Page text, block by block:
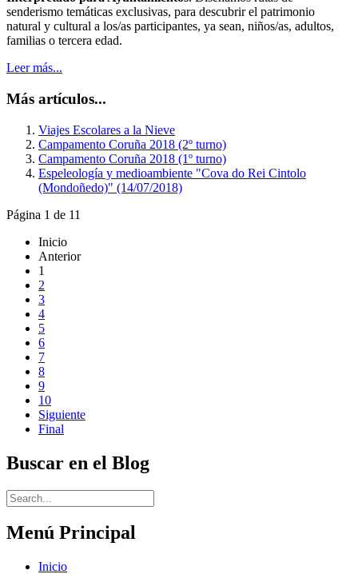
senderismo temáticas exclusivas, para descubrir el patrimonio
natural y cultural a los/as participantes, ya sean, niños/as, adultos,
familias o tercera edad.
Leer más...
Más artículos...
Viajes Escolares a la Nieve
Campamento Coruña 2018 (2º turno)
Campamento Coruña 2018 (1º turno)
Espeleología y medioambiente "Cova do Rei Cintolo
(Mondoñedo)" (14/07/2018)
Página 1 de 11
Inicio
Anterior
1
2
3
4
5
6
7
8
9
10
Siguiente
Final
Buscar en el Blog
Menú Principal
Inicio